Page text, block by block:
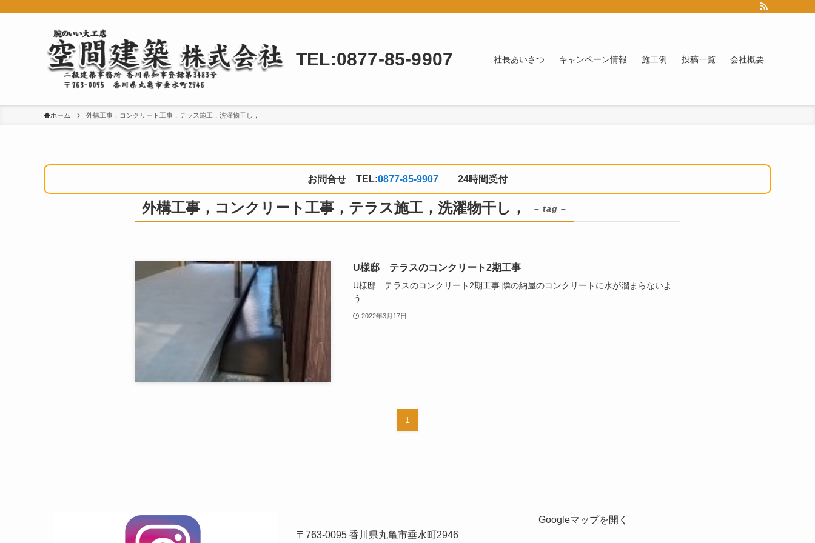
TEL:0877-85-9907 社長あいさつ キャンペーン情報 施工例 投稿一覧 会社概要
ホーム 外構工事，コンクリート工事，テラス施工，洗濯物干し，
お問合せ TEL:0877-85-9907 24時間受付
外構工事，コンクリート工事，テラス施工，洗濯物干し， – tag –
U様邸 テラスのコンクリート2期工事
U様邸 テラスのコンクリート2期工事 隣の納屋のコンクリートに水が溜まらないよ
う...
2022年3月17日
1
〒763-0095 香川県丸亀市垂水町2946
Googleマップを開く